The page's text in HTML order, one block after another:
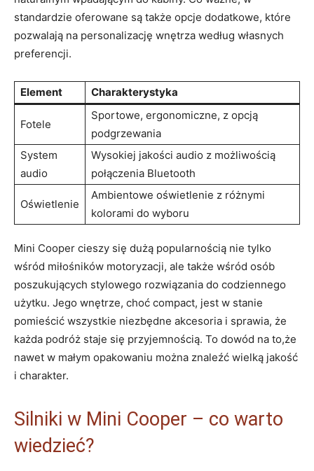
standardzie oferowane są także opcje dodatkowe, które
pozwalają na personalizację wnętrza według własnych
preferencji.
Element Charakterystyka
Fotele
Sportowe, ergonomiczne, z opcją
podgrzewania
System
audio
Wysokiej jakości audio z możliwością
połączenia Bluetooth
Oświetlenie
Ambientowe oświetlenie z różnymi
kolorami do wyboru
Mini Cooper cieszy się dużą popularnością nie tylko
wśród miłośników motoryzacji, ale także wśród osób
poszukujących stylowego rozwiązania do codziennego
użytku. Jego wnętrze, choć compact, jest w stanie
pomieścić wszystkie niezbędne akcesoria i sprawia, że
każda podróż staje się przyjemnością. To dowód na to,że
nawet w małym opakowaniu można znaleźć wielką jakość
i charakter.
Silniki w Mini Cooper – co warto
wiedzieć?